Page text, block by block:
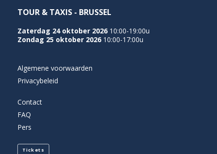
TOUR & TAXIS - BRUSSEL
Zaterdag 24 oktober 2026 10:00-19:00u
Zondag 25 oktober 2026 10:00-17:00u
Algemene voorwaarden
Privacybeleid
Contact
FAQ
Pers
Tickets